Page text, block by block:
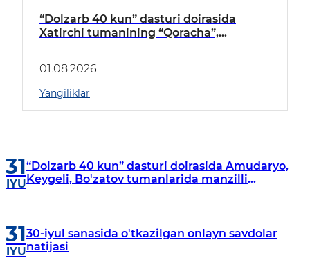
“Dolzarb 40 kun” dasturi doirasida
Xatirchi tumanining “Qoracha”,
borildi
01.08.2026
Yangiliklar
31
IYU
“Dolzarb 40 kun” dasturi doirasida Amudaryo,
Keygeli, Bo'zatov tumanlarida manzilli
31
IYU
30-iyul sanasida o'tkazilgan onlayn savdolar
natijasi